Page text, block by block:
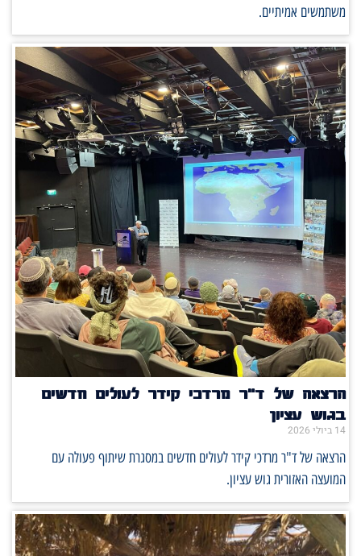
משתמשים אמיתיים.
הרצאה של ד"ר מרדכי קידר לעולים חדשים
בגוש עציון
14 ביולי 2026
הרצאה של ד"ר מרדכי קידר לעולים חדשים במסגרת שיתוף פעולה עם
המועצה האזורית גוש עציון.